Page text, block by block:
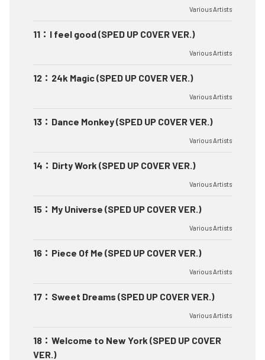
Various Artists
11 ： I feel good (SPED UP COVER VER.)
Various Artists
12 ： 24k Magic (SPED UP COVER VER.)
Various Artists
13 ： Dance Monkey (SPED UP COVER VER.)
Various Artists
14 ： Dirty Work (SPED UP COVER VER.)
Various Artists
15 ： My Universe (SPED UP COVER VER.)
Various Artists
16 ： Piece Of Me (SPED UP COVER VER.)
Various Artists
17 ： Sweet Dreams (SPED UP COVER VER.)
Various Artists
18 ： Welcome to New York (SPED UP COVER
VER.)